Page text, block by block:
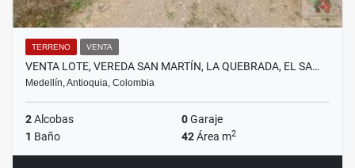
TERRENO VENTA
VENTA LOTE, VEREDA SAN MARTÍN, LA QUEBRADA, EL SA…
Medellín, Antioquia, Colombia
2Alcobas 0Garaje
1 Baño 42Área m2